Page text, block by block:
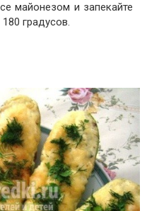
майонезом и запекайте
градусов.